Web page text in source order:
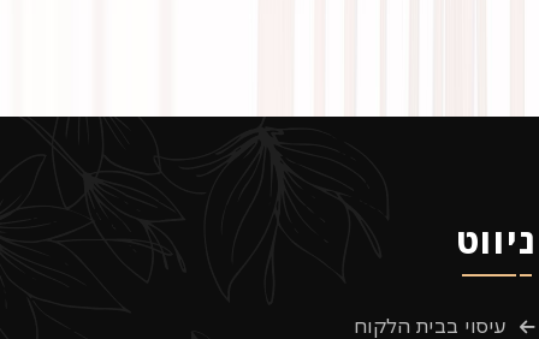
ניווט
עיסוי בבית הלקוח